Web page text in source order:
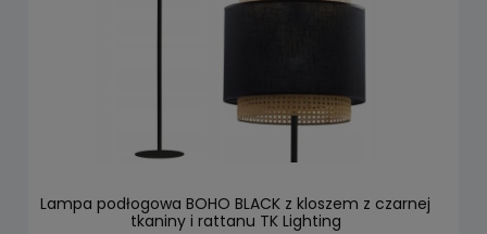
Lampa podłogowa BOHO BLACK z kloszem z czarnej
tkaniny i rattanu TK Lighting